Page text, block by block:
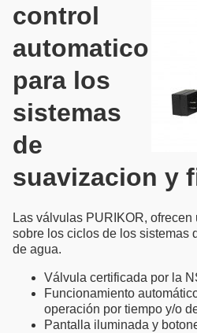
control
automatico
para los
sistemas
de
suavizacion y
Las válvulas PURIKOR,
sobre los ciclos de los sistemas
de agua.
Válvula certificada por la
Funcionamiento
operación por tiempo y/o
Pantalla iluminada y